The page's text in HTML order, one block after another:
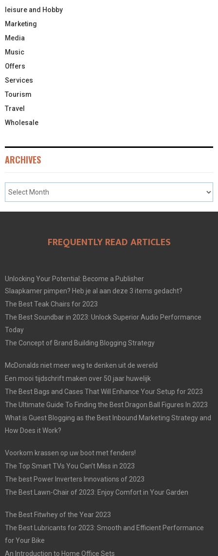
leisure and Hobby
Marketing
Media
Music
Offers
Services
Tourism
Travel
Wholesale
ARCHIVES
FREQUENTLY READ ARTICLES
Unlocking Your Potential: Become a Publisher
Slaapkamer pimpen? Heb je al aan deze 3 items gedacht?
The Best Teak Chairs for 2023
The Best Soundbar in 2023: Unlock Superior Audio Performance
Today
The Concept of Brand Building Blogging Strategy
McDonalds niet meer weg te denken uit de wereld
Een mooi tijdschrift maken over 50 jaar huwelijk
The Best Bags and Cases That Will Enhance Your Setup for 2023
The Ultimate Guide To Finding the Best Dragon Ball Figures In 2023
What is Guest Blogging as the Best Inbound Marketing Strategy and
How Does it Work?
Voorkom krassen op uw boot met fenders!
The Top Smart TVs You Can’t Miss in 2023
The best Power Inverters Innovations of 2023
The Best Lawn-Chair of 2023: Enjoy Comfort in Your Garden
The Best Fitwhey of the Year 2023
The Best Lubricants for 2023: Smooth and Efficient Performance
for Your Bike
An Introduction to Home Office Sets